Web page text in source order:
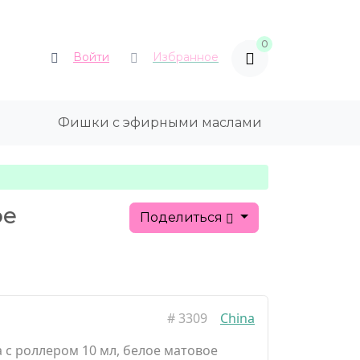
Войти Избранное
0
Фишки с эфирными маслами
Поделиться
#3309
China
с роллером 10 мл, белое матовое